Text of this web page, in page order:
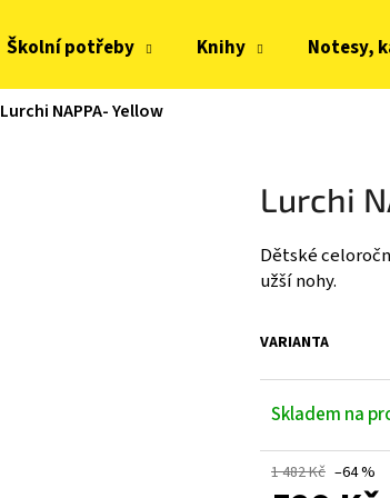
Školní potřeby Knihy Notesy,
Lurchi NAPPA- Yellow
Lurchi
Dětské
užší nohy.
VARIANTA
Skladem na
1 482 Kč –64 %
Co potřebujete najít?
HLEDAT
JOMA HORIZON JUNIOR BAREFOOT 2604